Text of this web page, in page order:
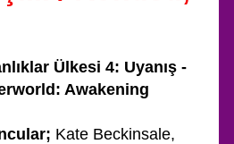
Ülkesi 4: Uyanış -
Awakening
Kate Beckinsale,